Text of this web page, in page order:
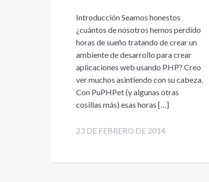
Introducción Seamos honestos
¿cuántos de nosotros hemos perdido
horas de sueño tratando de crear un
ambiente de desarrollo para crear
aplicaciones web usando PHP? Creo
ver muchos asintiendo con su cabeza.
Con PuPHPet (y algunas otras
cosillas más) esas horas […]
23 DE FEBRERO DE 2014